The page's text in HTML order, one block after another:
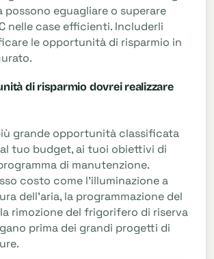
possono eguagliare o superare
nelle case efficienti. Includerli
le opportunità di risparmio in
di risparmio dovrei realizzare
grande opportunità classificata
tuo budget, ai tuoi obiettivi di
di manutenzione.
costo come l'illuminazione a
dell'aria, la programmazione del
rimozione del frigorifero di riserva
prima dei grandi progetti di